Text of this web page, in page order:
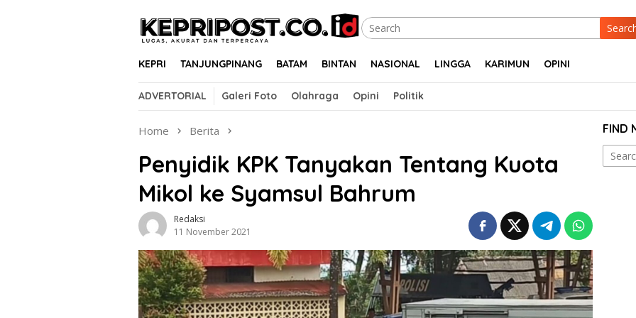
KEPRI TANJUNGPINANG BATAM BINTAN NASIONAL LINGGA KARIMUN OPINI
ADVERTORIAL Galeri Foto Olahraga Opini Politik
Home Berita
Penyidik KPK Tanyakan Tentang Kuota
Mikol ke Syamsul Bahrum
Redaksi
11 November 2021
FIND
Search
for: